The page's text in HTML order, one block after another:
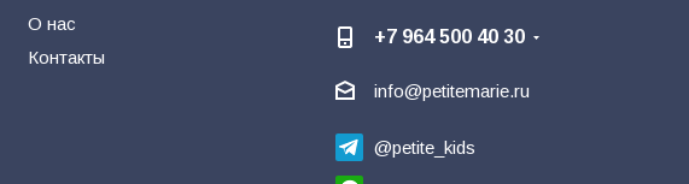
О нас
Контакты
+7 964 500 40 30
info@petitemarie.ru
@petite_kids